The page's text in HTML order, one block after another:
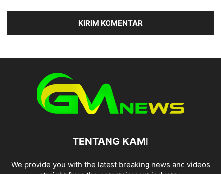
TENTANG KAMI
We provide you with the latest breaking news and videos